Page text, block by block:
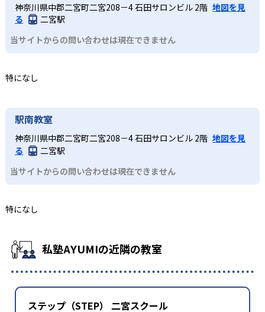
神奈川県中郡二宮町二宮208－4 石田サロンビル 2階 地図を見
る
二宮駅
当サイトからの問い合わせは現在できません
特になし
駅南教室
神奈川県中郡二宮町二宮208－4 石田サロンビル 2階 地図を見
る
二宮駅
当サイトからの問い合わせは現在できません
特になし
私塾AYUMIの近隣の教室
ステップ（STEP） 二宮スクール